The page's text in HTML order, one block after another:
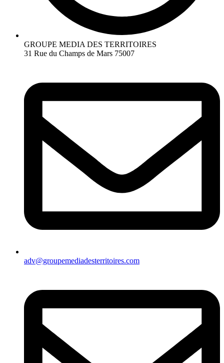
GROUPE MEDIA DES TERRITOIRES
31 Rue du Champs de Mars 75007
adv@groupemediadesterritoires.com